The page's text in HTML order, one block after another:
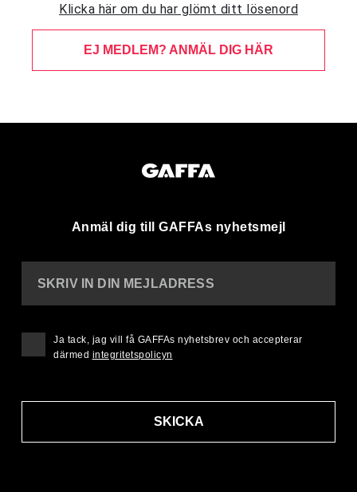
Klicka här om du har glömt ditt lösenord
EJ MEDLEM? ANMÄL DIG HÄR
Anmäl dig till GAFFAs nyhetsmejl
SKRIV IN DIN MEJLADRESS
SKICKA
Ja tack, jag vill få GAFFAs nyhetsbrev och accepterar
därmed integritetspolicyn